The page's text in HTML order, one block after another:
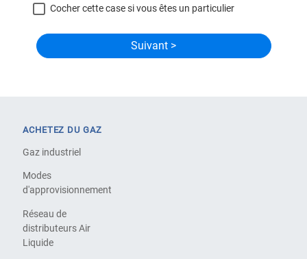
Cocher cette case si vous êtes un particulier
ACHETEZ DU GAZ
Gaz industriel
Modes
d'approvisionnement
Réseau de
distributeurs Air
Liquide